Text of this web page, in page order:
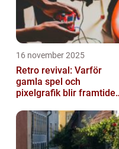
16 november 2025
Retro revival: Varför
gamla spel och
pixelgrafik blir